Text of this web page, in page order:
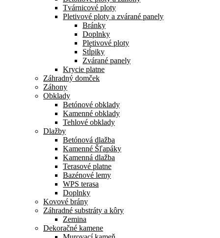
Tvárnicové ploty
Pletivové ploty a zvárané panely
Bránky
Doplnky
Pletivové ploty
Stĺpiky
Zvárané panely
Krycie platne
Záhradný domček
Záhony
Obklady
Betónové obklady
Kamenné obklady
Tehlové obklady
Dlažby
Betónová dlažba
Kamenné Šľapáky
Kamenná dlažba
Terasové platne
Bazénové lemy
WPS terasa
Doplnky
Kovové brány
Záhradné substráty a kôry
Zemina
Dekoračné kamene